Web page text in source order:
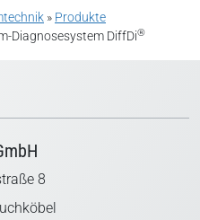
» Produkte
Diagnosesystem DiffDi®
8